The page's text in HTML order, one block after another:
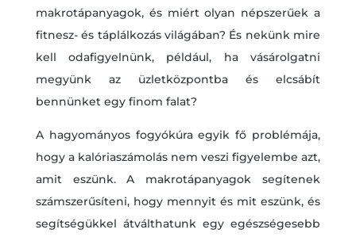
makrotápanyagok, és miért olyan népszerűek a
fitnesz- és táplálkozás világában? És nekünk mire
kell odafigyelnünk, például, ha vásárolgatni
megyünk az üzletközpontba és elcsábít
bennünket egy finom falat?
A hagyományos fogyókúra egyik fő problémája,
hogy a kalóriaszámolás nem veszi figyelembe azt,
amit eszünk. A makrotápanyagok segítenek
számszerűsíteni, hogy mennyit és mit eszünk, és
segítségükkel átválthatunk egy egészségesebb